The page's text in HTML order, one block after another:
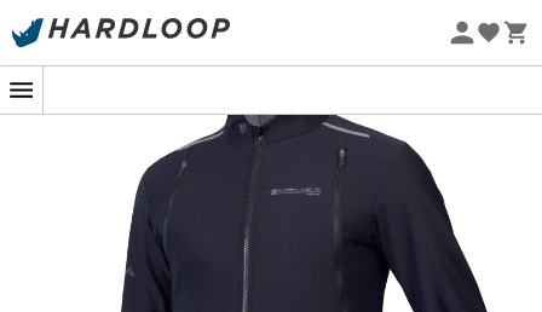
Promos d'été 🔥 -5 % EXTRA dès 2 produits* code Summer5
-5% Extra - Code Summer5